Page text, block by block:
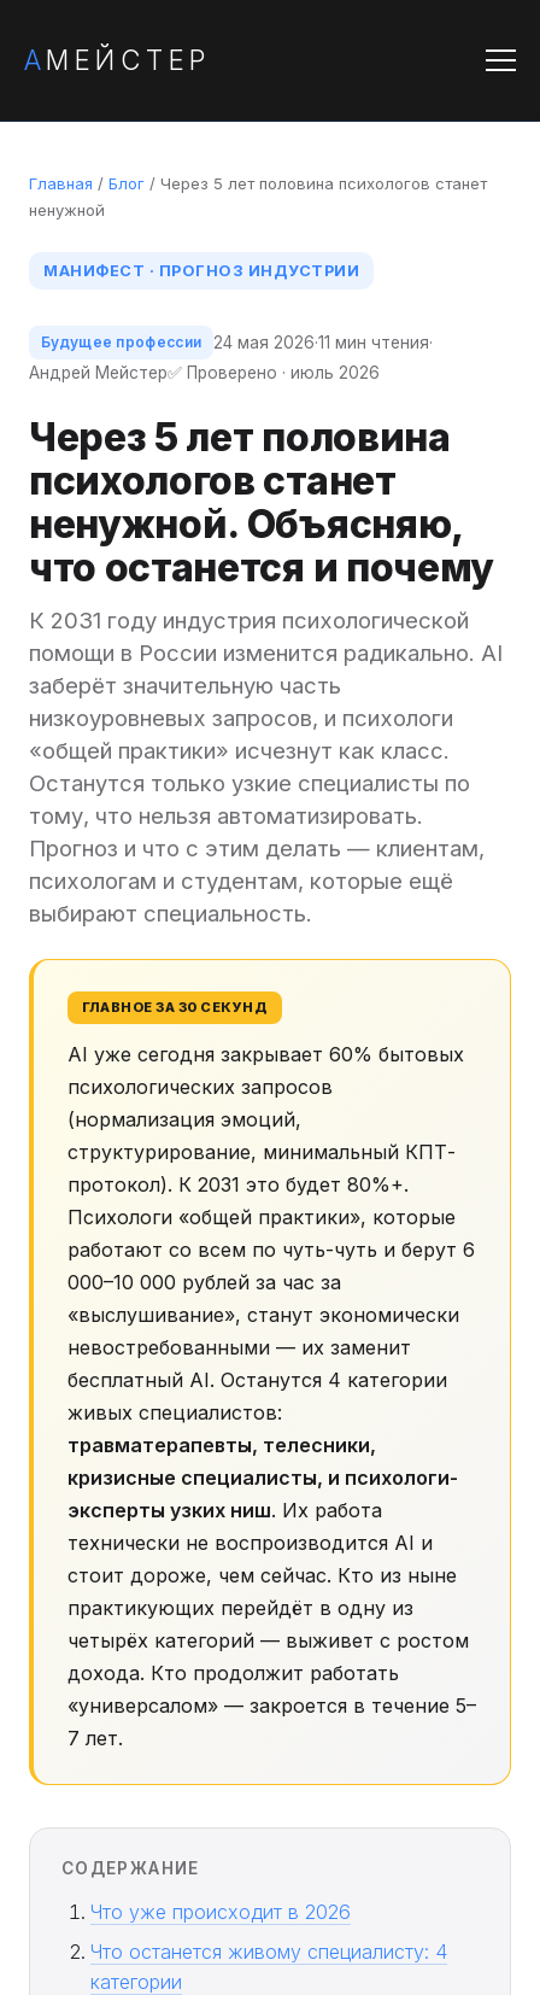
АМЕЙСТЕР
Главная / Блог / Через 5 лет половина психологов станет
ненужной
МАНИФЕСТ · ПРОГНОЗ ИНДУСТРИИ
Будущее профессии 24 мая 2026·11 мин чтения·
Андрей Мейстер✅ Проверено · июль 2026
Через 5 лет половина
психологов станет
ненужной. Объясняю,
что останется и почему
К 2031 году индустрия психологической
помощи в России изменится радикально. AI
заберёт значительную часть
низкоуровневых запросов, и психологи
«общей практики» исчезнут как класс.
Останутся только узкие специалисты по
тому, что нельзя автоматизировать.
Прогноз и что с этим делать — клиентам,
психологам и студентам, которые ещё
выбирают специальность.
ГЛАВНОЕ ЗА 30 СЕКУНД
AI уже сегодня закрывает 60% бытовых
психологических запросов
(нормализация эмоций,
структурирование, минимальный КПТ-
протокол). К 2031 это будет 80%+.
Психологи «общей практики», которые
работают со всем по чуть-чуть и берут 6
000–10 000 рублей за час за
«выслушивание», станут экономически
невостребованными — их заменит
бесплатный AI. Останутся 4 категории
живых специалистов:
травматерапевты, телесники,
кризисные специалисты, и психологи-
эксперты узких ниш. Их работа
технически не воспроизводится AI и
стоит дороже, чем сейчас. Кто из ныне
практикующих перейдёт в одну из
четырёх категорий — выживет с ростом
дохода. Кто продолжит работать
«универсалом» — закроется в течение 5–
7 лет.
СОДЕРЖАНИЕ
Что уже происходит в 2026
Что останется живому специалисту: 4
категории